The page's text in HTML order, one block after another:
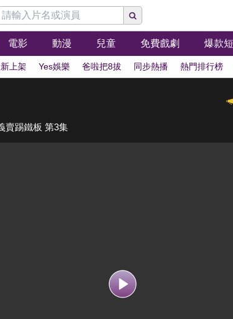
電影 動漫 兒童 免費戲劇 爆款
上架 Yes娛樂 爸啦把8拔 同步熱播 熱門排行榜
賣踢鐵板 第3集